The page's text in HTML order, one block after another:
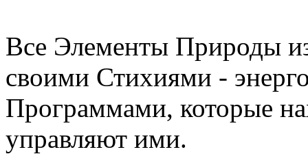
Все Элементы Природы
своими Стихиями -
Программами, которые
управляют ими.